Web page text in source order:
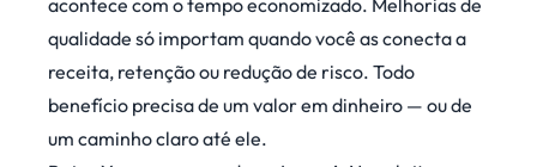
acontece com o tempo economizado. Melhorias de
qualidade só importam quando você as conecta a
receita, retenção ou redução de risco. Todo
benefício precisa de um valor em dinheiro — ou de
um caminho claro até ele.